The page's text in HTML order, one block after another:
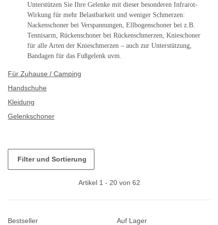
Unterstützen Sie Ihre Gelenke mit dieser besonderen Infrarot-
Wirkung für mehr Belastbarkeit und weniger Schmerzen:
Nackenschoner bei Verspannungen, Ellbogenschoner bei z.B.
Tennisarm, Rückenschoner bei Rückenschmerzen, Knieschoner
für alle Arten der Knieschmerzen – auch zur Unterstützung,
Bandagen für das Fußgelenk uvm.
Für Zuhause / Camping
Handschuhe
Kleidung
Gelenkschoner
Filter und Sortierung
Artikel 1 - 20 von 62
Bestseller Auf Lager